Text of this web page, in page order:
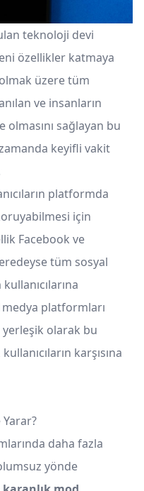
teknoloji devi
özellikler katmaya
üzere tüm
ve insanların
sağlayan bu
keyifli vakit
platformda
için
Facebook ve
tüm sosyal
medya platformları
olarak bu
karşısına
daha fazla
yönde